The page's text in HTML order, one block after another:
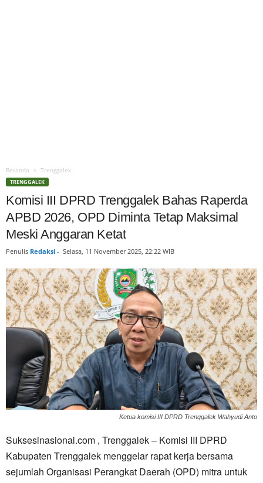
Beranda Trenggalek
TRENGGALEK
Komisi III DPRD Trenggalek Bahas Raperda
APBD 2026, OPD Diminta Tetap Maksimal
Meski Anggaran Ketat
Penulis Redaksi - Selasa, 11 November 2025, 22:22 WIB
Ketua komisi III DPRD Trenggalek Wahyudi Anto
Suksesinasional.com , Trenggalek – Komisi III DPRD
Kabupaten Trenggalek menggelar rapat kerja bersama
sejumlah Organisasi Perangkat Daerah (OPD) mitra untuk